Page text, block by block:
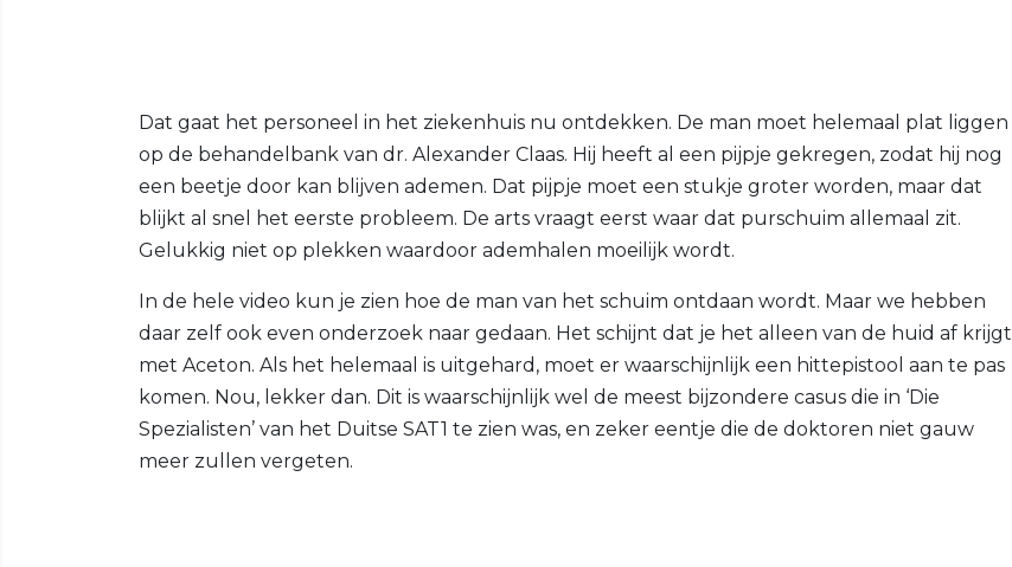
Dat gaat het personeel in het ziekenhuis nu ontdekken. De man moet helemaal plat liggen
op de behandelbank van dr. Alexander Claas. Hij heeft al een pijpje gekregen, zodat hij nog
een beetje door kan blijven ademen. Dat pijpje moet een stukje groter worden, maar dat
blijkt al snel het eerste probleem. De arts vraagt eerst waar dat purschuim allemaal zit.
Gelukkig niet op plekken waardoor ademhalen moeilijk wordt.
In de hele video kun je zien hoe de man van het schuim ontdaan wordt. Maar we hebben
daar zelf ook even onderzoek naar gedaan. Het schijnt dat je het alleen van de huid af krijgt
met Aceton. Als het helemaal is uitgehard, moet er waarschijnlijk een hittepistool aan te pas
komen. Nou, lekker dan. Dit is waarschijnlijk wel de meest bijzondere casus die in ‘Die
Spezialisten’ van het Duitse SAT1 te zien was, en zeker eentje die de doktoren niet gauw
meer zullen vergeten.